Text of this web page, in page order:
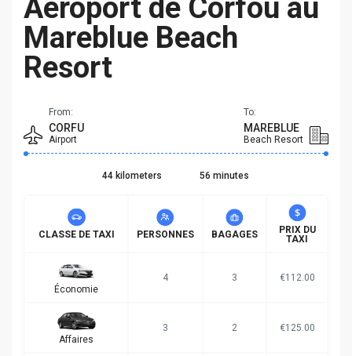
Aéroport de Corfou au
Mareblue Beach
Resort
From:
CORFU
Airport
To:
MAREBLUE
Beach Resort
44 kilometers 56 minutes
CLASSE DE TAXI PERSONNES BAGAGES
PRIX DU
TAXI
Économie
4 3 €112.00
Affaires
3 2 €125.00